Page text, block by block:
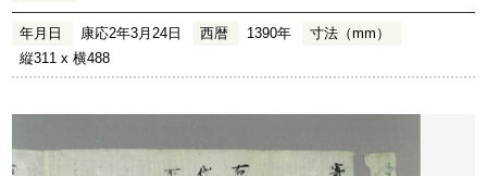
年月日 康応2年3月24日 西暦 1390年
寸法（mm）
縦311 x 横488